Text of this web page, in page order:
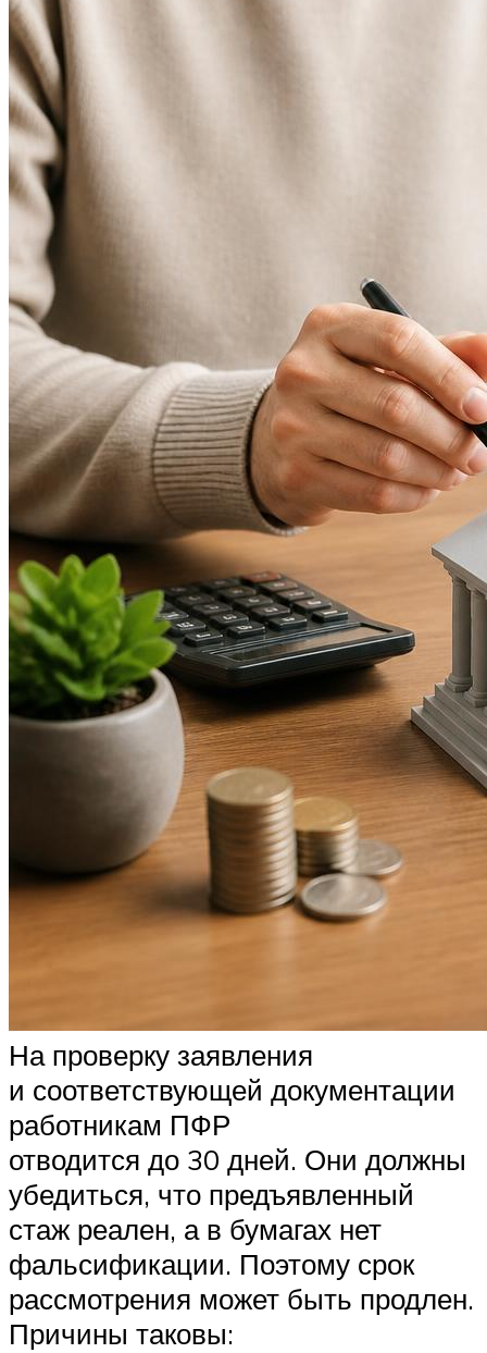
На проверку заявления
и соответствующей документации
работникам ПФР
отводится до 30 дней. Они должны
убедиться, что предъявленный
стаж реален, а в бумагах нет
фальсификации. Поэтому срок
рассмотрения может быть продлен.
Причины таковы: